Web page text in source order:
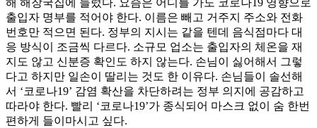
해 해장국집에 들렀다. 요즘은 어디를 가도 코로나19 영향으로
출입자 명부를 적어야 한다. 이름은 빼고 거주지 주소와 전화
번호만 적으면 된다. 정부의 지시는 같을 텐데 음식점마다 대
응 방식이 조금씩 다르다. 소규모 업소는 출입자의 체온을 재
지도 않고 신분증 확인도 하지 않는다. 손님이 싫어해서 그렇
다고 하지만 일손이 딸리는 것도 한 이유다. 손님들이 솔선해
서 ‘코로나19’ 감염 확산을 차단하려는 정부 의지에 공감하고
따라야 한다. 빨리 ‘코로나19’가 종식되어 마스크 없이 숨 한번
편하게 들이마시고 싶다.